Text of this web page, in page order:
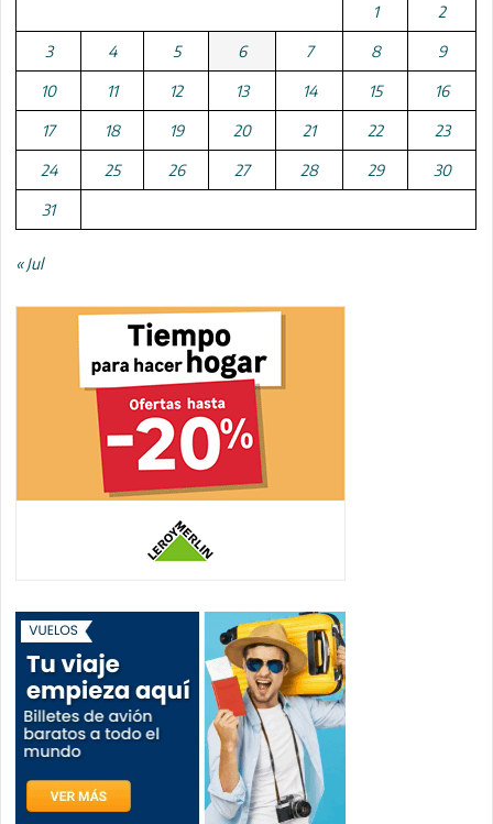
1 2
3 4 5 6 7 8 9
10 11 12 13 14 15 16
17 18 19 20 21 22 23
24 25 26 27 28 29 30
31
« Jul